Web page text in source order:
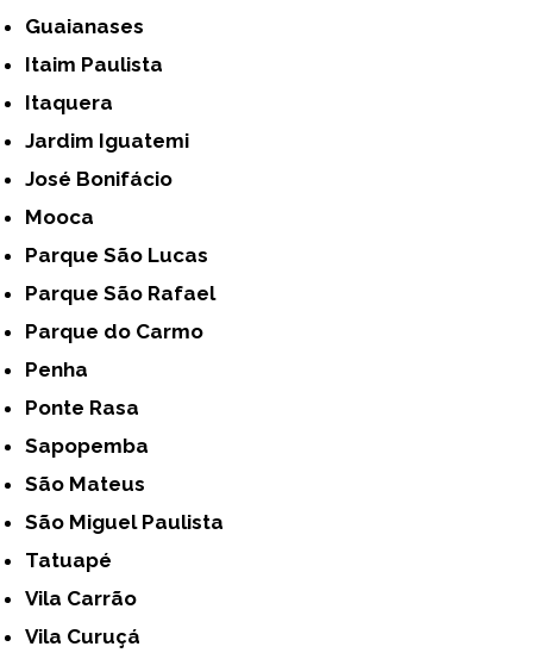
Guaianases
Itaim Paulista
Itaquera
Jardim Iguatemi
José Bonifácio
Mooca
Parque São Lucas
Parque São Rafael
Parque do Carmo
Penha
Ponte Rasa
Sapopemba
São Mateus
São Miguel Paulista
Tatuapé
Vila Carrão
Vila Curuçá